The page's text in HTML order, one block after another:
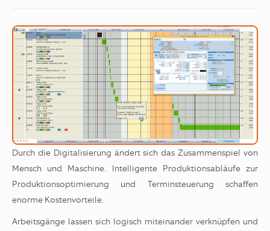
Durch die Digitalisierung ändert sich das Zusammenspiel von
Mensch und Maschine. Intelligente Produktionsabläufe zur
Produktionsoptimierung und Terminsteuerung schaffen
enorme Kostenvorteile.
Arbeitsgänge lassen sich logisch miteinander verknüpfen und